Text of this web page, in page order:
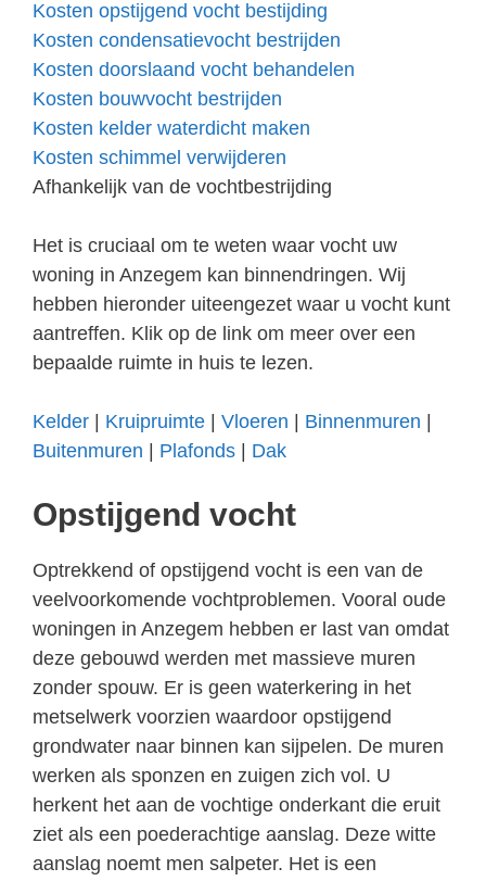
Kosten opstijgend vocht bestijding
Kosten condensatievocht bestrijden
Kosten doorslaand vocht behandelen
Kosten bouwvocht bestrijden
Kosten kelder waterdicht maken
Kosten schimmel verwijderen
Afhankelijk van de vochtbestrijding
Het is cruciaal om te weten waar vocht uw
woning in Anzegem kan binnendringen. Wij
hebben hieronder uiteengezet waar u vocht kunt
aantreffen. Klik op de link om meer over een
bepaalde ruimte in huis te lezen.
Kelder Kruipruimte Vloeren Binnenmuren
Buitenmuren
Plafonds Dak
Opstijgend vocht
Optrekkend of opstijgend vocht is een van de
veelvoorkomende vochtproblemen. Vooral oude
woningen in Anzegem hebben er last van omdat
deze gebouwd werden met massieve muren
zonder spouw. Er is geen waterkering in het
metselwerk voorzien waardoor opstijgend
grondwater naar binnen kan sijpelen. De muren
werken als sponzen en zuigen zich vol. U
herkent het aan de vochtige onderkant die eruit
ziet als een poederachtige aanslag. Deze witte
aanslag noemt men salpeter. Het is een